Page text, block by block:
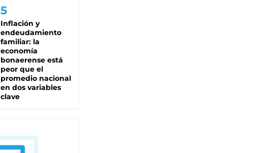
Inflación y
endeudamiento
familiar: la
economía
bonaerense está
peor que el
promedio nacional
en dos variables
clave